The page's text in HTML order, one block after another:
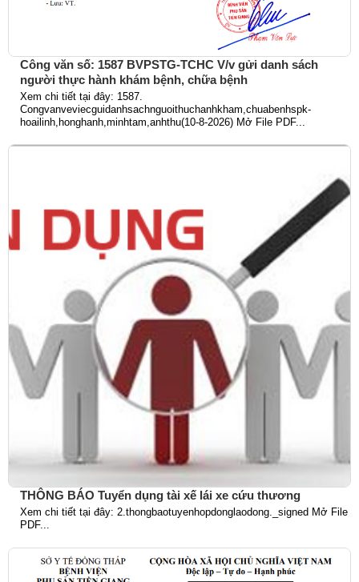
Công văn số: 1587 BVPSTG-TCHC V/v gửi danh sách
người thực hành khám bệnh, chữa bệnh
Xem chi tiết tại đây: 1587.
Congvanveviecguidanhsachnguoithuchanhkham,chuabenhspk-
hoailinh,honghanh,minhtam,anhthu(10-8-2026) Mở File PDF...
THÔNG BÁO Tuyển dụng tài xế lái xe cứu thương
Xem chi tiết tại đây: 2.thongbaotuyenhopdonglaodong._signed Mở File
PDF...